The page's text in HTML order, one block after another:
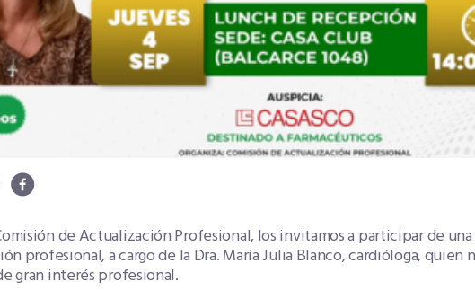
de Actualización Profesional, los invitamos a participar de
profesional, a cargo de la Dra. María Julia Blanco, cardióloga, quien
gran interés profesional.